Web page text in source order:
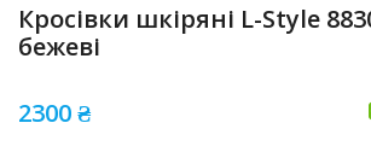
Кросівки шкіряні L-Style
бежеві
2300₴